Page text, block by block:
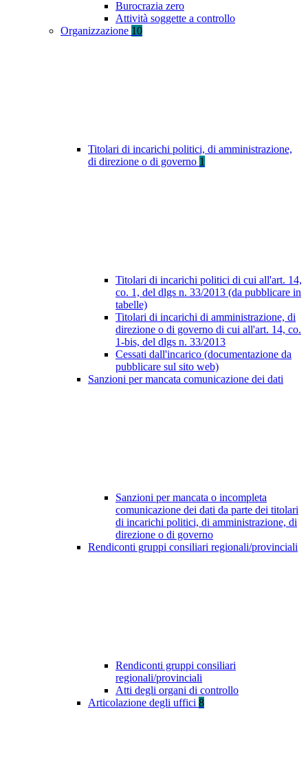
Burocrazia zero
Attività soggette a controllo
Organizzazione 10
Titolari di incarichi politici, di amministrazione,
di direzione o di governo 1
Titolari di incarichi politici di cui all'art. 14,
co. 1, del dlgs n. 33/2013 (da pubblicare in
tabelle)
Titolari di incarichi di amministrazione, di
direzione o di governo di cui all'art. 14, co.
1-bis, del dlgs n. 33/2013
Cessati dall'incarico (documentazione da
pubblicare sul sito web)
Sanzioni per mancata comunicazione dei dati
Sanzioni per mancata o incompleta
comunicazione dei dati da parte dei titolari
di incarichi politici, di amministrazione, di
direzione o di governo
Rendiconti gruppi consiliari regionali/provinciali
Rendiconti gruppi consiliari
regionali/provinciali
Atti degli organi di controllo
Articolazione degli uffici 8